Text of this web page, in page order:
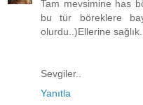
Tam mevsimine has
bu tür böreklere
olurdu..)Ellerine
Sevgiler..
Yanıtla